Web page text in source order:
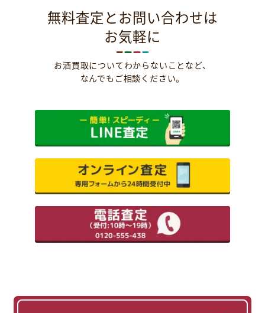
無料査定とお問い合わせは
お気軽に
お酒買取についてわからないことなど、
なんでもご相談ください。